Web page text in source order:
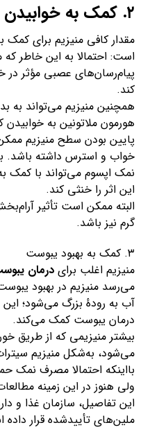
۲. کمک به خوابیدن و کاهش استرس
مقدار کافی منیزیم برای کمک
است: احتمالا به‌ این‌ خاطر
پیام‌رسان‌های عصبی مؤثر در
کند.
همچنین منیزیم می‌تواند به
هورمون ملاتونین به
پایین‌ بودن سطح منیزیم
خواب و استرس داشته باشد.
نمک اپسوم می‌تواند با
این اثر را خنثی کند.
البته ممکن است تأثیر
گرم نیز باشد.
۳. کمک به بهبود یبوست
منیزیم اغلب برایدرمان
می‌رسد منیزیم در بهبود
آب به رودهٔ بزرگ می‌شود؛
درمان یبوست کمک می‌کند.
بیشتر منیزیمی که از طریق
می‌شود، به‌شکل منیزیم
بااینکه احتمالا مصرف نمک
ولی هنوز در این زمینه
این تفاصیل، سازمان غذا و
ملین‌های تأییدشده قرار